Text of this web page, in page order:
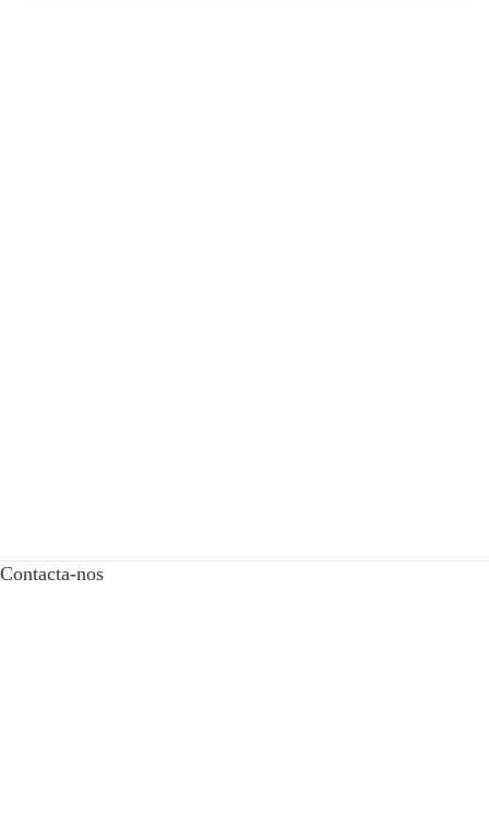
Contacta-nos